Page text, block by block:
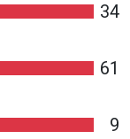
34
61
9